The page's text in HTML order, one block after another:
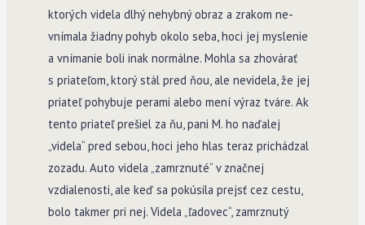
ktorých videla dlhý nehybný obraz a zrakom ne­
vnímala žiadny pohyb okolo seba, hoci jej myslenie
a vnímanie boli inak normálne. Mohla sa zhovárať
s priateľom, ktorý stál pred ňou, ale nevidela, že jej
priateľ pohybuje perami alebo mení výraz tváre. Ak
tento priateľ prešiel za ňu, pani M. ho naďalej
„videla“ pred sebou, hoci jeho hlas teraz prichádzal
zozadu. Auto videla „zamrznuté“ v značnej
vzdialenosti, ale keď sa pokúsila prejsť cez cestu,
bolo takmer pri nej. Videla „ľadovec“, zamrznutý